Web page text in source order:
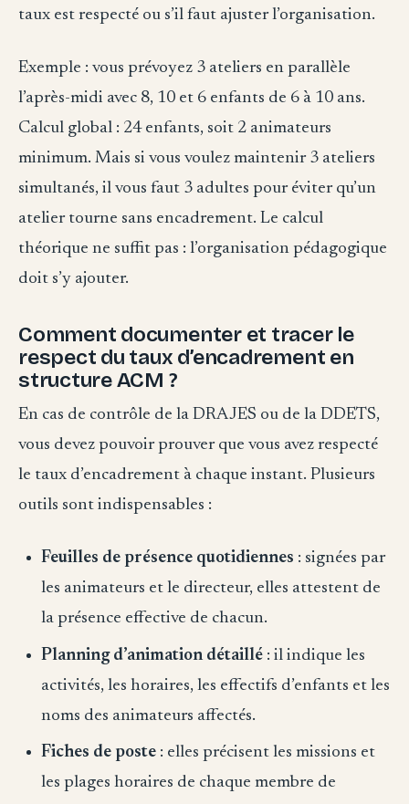
taux est respecté ou s’il faut ajuster l’organisation.
Exemple : vous prévoyez 3 ateliers en parallèle
l’après-midi avec 8, 10 et 6 enfants de 6 à 10 ans.
Calcul global : 24 enfants, soit 2 animateurs
minimum. Mais si vous voulez maintenir 3 ateliers
simultanés, il vous faut 3 adultes pour éviter qu’un
atelier tourne sans encadrement. Le calcul
théorique ne suffit pas : l’organisation pédagogique
doit s’y ajouter.
Comment documenter et tracer le
respect du taux d’encadrement en
structure ACM ?
En cas de contrôle de la DRAJES ou de la DDETS,
vous devez pouvoir prouver que vous avez respecté
le taux d’encadrement à chaque instant. Plusieurs
outils sont indispensables :
Feuilles de présence quotidiennes : signées par
les animateurs et le directeur, elles attestent de
la présence effective de chacun.
Planning d’animation détaillé: il indique les
activités, les horaires, les effectifs d’enfants et les
noms des animateurs affectés.
Fiches de poste: elles précisent les missions et
les plages horaires de chaque membre de